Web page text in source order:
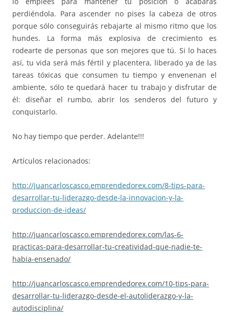
perdiéndola. Para ascender no pises la cabeza de otros
porque sólo conseguirás rebajarte al mismo ritmo que los
hundes. La forma más explosiva de crecimiento es
rodearte de personas que son mejores que tú. Si lo haces
así, tu vida será más fértil y placentera, liberado ya de las
tareas tóxicas que consumen tu tiempo y envenenan el
ambiente, sólo te quedará hacer tu trabajo y disfrutar de
él: diseñar el rumbo, abrir los senderos del futuro y
conquistarlo.
No hay tiempo que perder. Adelante!!!
Artículos relacionados:
http://juancarloscasco.emprendedorex.com/8-tips-para-
desarrollar-tu-liderazgo-desde-la-innovacion-y-la-
produccion-de-ideas/
http://juancarloscasco.emprendedorex.com/las-6-
practicas-para-desarrollar-tu-creatividad-que-nadie-te-
habia-ensenado/
http://juancarloscasco.emprendedorex.com/10-tips-para-
desarrollar-tu-liderazgo-desde-el-autoliderazgo-y-la-
autodisciplina/